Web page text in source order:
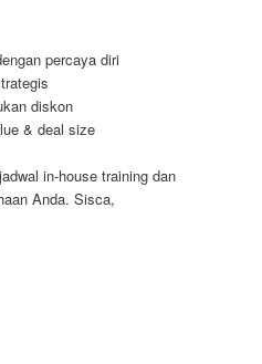
percaya diri
diskon
& deal size
in-house training dan
Anda. Sisca,